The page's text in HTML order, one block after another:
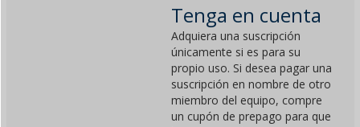
Tenga en cuenta
Adquiera una suscripción
únicamente si es para su
propio uso. Si desea pagar una
suscripción en nombre de otro
miembro del equipo, compre
un cupón de prepago para que